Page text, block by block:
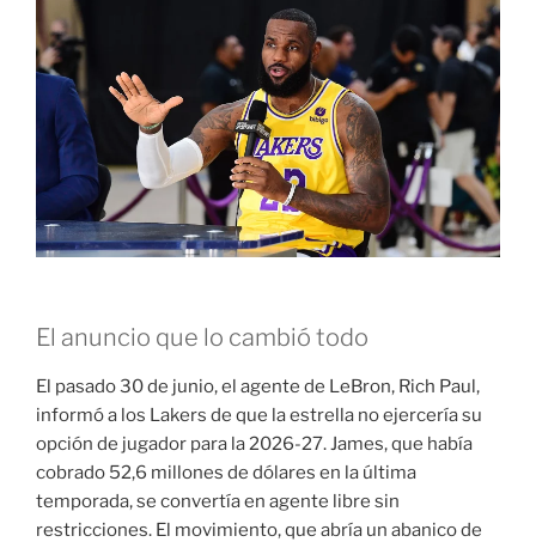
El anuncio que lo cambió todo
El pasado 30 de junio, el agente de LeBron, Rich Paul,
informó a los Lakers de que la estrella no ejercería su
opción de jugador para la 2026-27. James, que había
cobrado 52,6 millones de dólares en la última
temporada, se convertía en agente libre sin
restricciones. El movimiento, que abría un abanico de